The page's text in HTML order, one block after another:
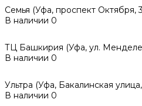
Семья (Уфа, проспект Октября,
В наличии 0
ТЦ Башкирия (Уфа, ул.
В наличии 0
Ультра (Уфа, Бакалинская
В наличии 0